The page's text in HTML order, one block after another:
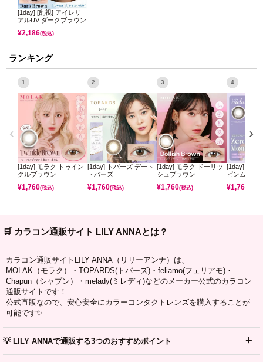
[1day] [乱視] アイレリ
アルUV ダークブラウン
¥2,186(税込)
ランキング
1
[1day] モラク トゥイン
クルブラウン
¥1,760(税込)
2
[1day] トパーズ デート
トパーズ
¥1,760(税込)
3
[1day] モラク ドーリッ
シュブラウン
¥1,760(税込)
4
[1day] ミレ
ピンムーン
¥1,760
🛒 カラコン通販サイト LILY ANNAとは？
カラコン通販サイトLILY ANNA（リリーアンナ）は、
MOLAK（モラク）・TOPARDS(トパーズ)・feliamo(フェリアモ)・
Chapun（シャプン）・melady(ミレディ)などのメーカー公式のカラコン
通販サイトです！
公式直販なので、安心安全にカラーコンタクトレンズを購入することが
可能です✨
💡 LILY ANNAで通販する3つのおすすめポイント